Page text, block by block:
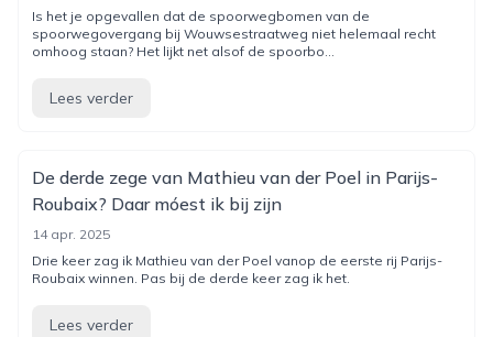
Is het je opgevallen dat de spoorwegbomen van de
spoorwegovergang bij Wouwsestraatweg niet helemaal recht
omhoog staan? Het lijkt net alsof de spoorbo...
Lees verder
De derde zege van Mathieu van der Poel in Parijs-
Roubaix? Daar móest ik bij zijn
14 apr. 2025
Drie keer zag ik Mathieu van der Poel vanop de eerste rij Parijs-
Roubaix winnen. Pas bij de derde keer zag ik het.
Lees verder